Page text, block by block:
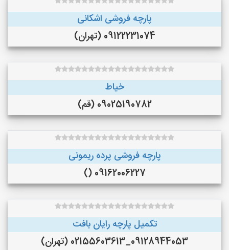
پارچه فروشی اشکانی
09122231074 (تهران)
خیاط
09025190782 (قم)
پارچه فروشی پرده ریمونی
09162006227 ()
تکمیل پارچه رایان بافت
09128944053_02155603613 (تهران)